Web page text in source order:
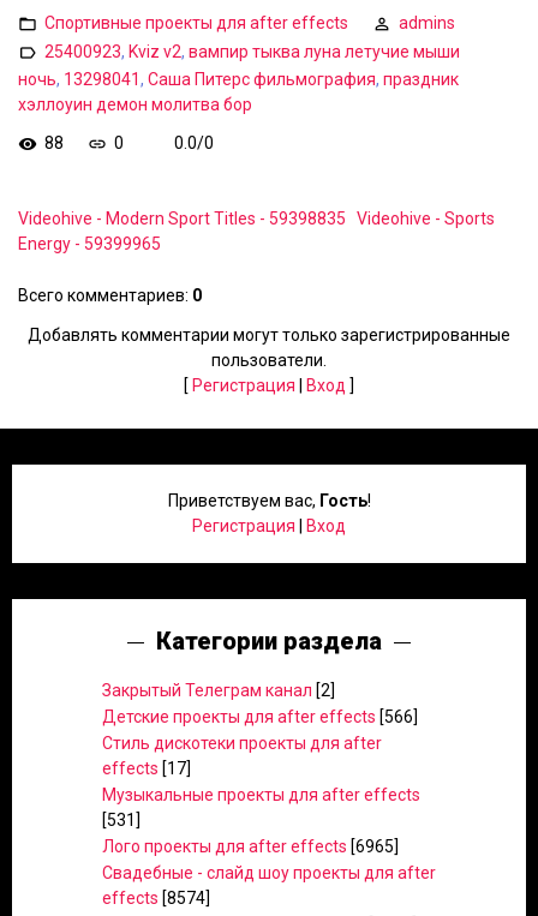
Спортивные проекты для after effects
admins
25400923, Kviz v2, вампир тыква луна летучие мыши
ночь, 13298041, Саша Питерс фильмография, праздник
хэллоуин демон молитва бор
88
0 0.0/0
Videohive - Modern Sport Titles - 59398835
Videohive - Sports
Energy - 59399965
Всего комментариев: 0
Добавлять комментарии могут только зарегистрированные
пользователи.
[ Регистрация Вход ]
Приветствуем вас, Гость!
Регистрация
Вход
Категории раздела
Закрытый Телеграм канал [2]
Детские проекты для after effects [566]
Стиль дискотеки проекты для after
effects [17]
Музыкальные проекты для after effects
[531]
Лого проекты для after effects [6965]
Свадебные - слайд шоу проекты для after
effects [8574]